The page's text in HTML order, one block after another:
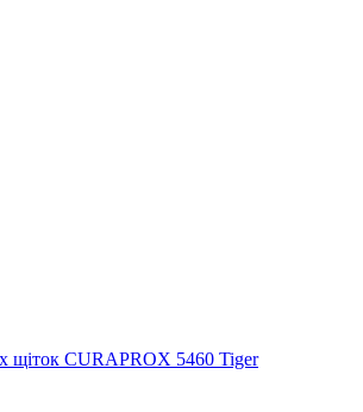
щіток CURAPROX 5460 Tiger